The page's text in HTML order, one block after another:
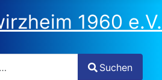
1960 e.V.
Suchen